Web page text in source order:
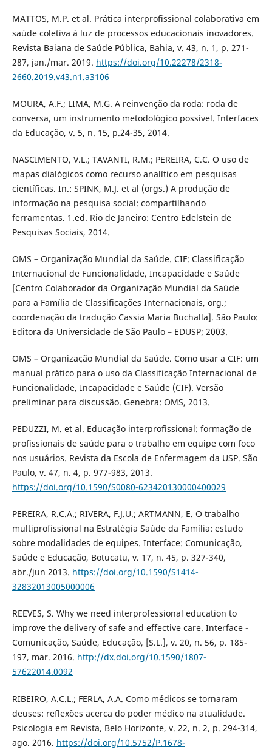
MATTOS, M.P. et al. Prática interprofissional colaborativa em
saúde coletiva à luz de processos educacionais inovadores.
Revista Baiana de Saúde Pública, Bahia, v. 43, n. 1, p. 271-
287, jan./mar. 2019. https://doi.org/10.22278/2318-
2660.2019.v43.n1.a3106
MOURA, A.F.; LIMA, M.G. A reinvenção da roda: roda de
conversa, um instrumento metodológico possível. Interfaces
da Educação, v. 5, n. 15, p.24-35, 2014.
NASCIMENTO, V.L.; TAVANTI, R.M.; PEREIRA, C.C. O uso de
mapas dialógicos como recurso analítico em pesquisas
científicas. In.: SPINK, M.J. et al (orgs.) A produção de
informação na pesquisa social: compartilhando
ferramentas. 1.ed. Rio de Janeiro: Centro Edelstein de
Pesquisas Sociais, 2014.
OMS – Organização Mundial da Saúde. CIF: Classificação
Internacional de Funcionalidade, Incapacidade e Saúde
[Centro Colaborador da Organização Mundial da Saúde
para a Família de Classificações Internacionais, org.;
coordenação da tradução Cassia Maria Buchalla]. São Paulo:
Editora da Universidade de São Paulo – EDUSP; 2003.
OMS – Organização Mundial da Saúde. Como usar a CIF: um
manual prático para o uso da Classificação Internacional de
Funcionalidade, Incapacidade e Saúde (CIF). Versão
preliminar para discussão. Genebra: OMS, 2013.
PEDUZZI, M. et al. Educação interprofissional: formação de
profissionais de saúde para o trabalho em equipe com foco
nos usuários. Revista da Escola de Enfermagem da USP. São
Paulo, v. 47, n. 4, p. 977-983, 2013.
https://doi.org/10.1590/S0080-623420130000400029
PEREIRA, R.C.A.; RIVERA, F.J.U.; ARTMANN, E. O trabalho
multiprofissional na Estratégia Saúde da Família: estudo
sobre modalidades de equipes. Interface: Comunicação,
Saúde e Educação, Botucatu, v. 17, n. 45, p. 327-340,
abr./jun 2013. https://doi.org/10.1590/S1414-
32832013005000006
REEVES, S. Why we need interprofessional education to
improve the delivery of safe and effective care. Interface -
Comunicação, Saúde, Educação, [S.L.], v. 20, n. 56, p. 185-
197, mar. 2016. http://dx.doi.org/10.1590/1807-
57622014.0092
RIBEIRO, A.C.L.; FERLA, A.A. Como médicos se tornaram
deuses: reflexões acerca do poder médico na atualidade.
Psicologia em Revista, Belo Horizonte, v. 22, n. 2, p. 294-314,
ago. 2016. https://doi.org/10.5752/P.1678-